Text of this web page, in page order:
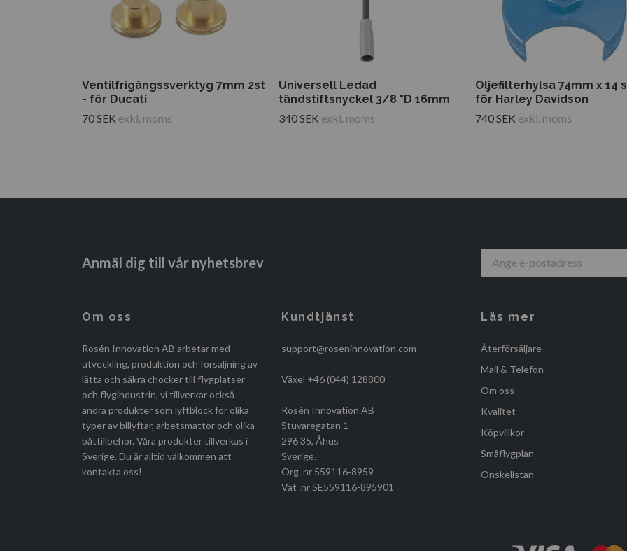
Ventilfrigångssverktyg 7mm 2st
- för Ducati
70 SEK exkl. moms
Universell Ledad
tändstiftsnyckel 3/8 "D 16mm
340 SEK exkl. moms
Oljefilterhylsa 74mm x 14
för Harley Davidson
740 SEK exkl. moms
Anmäl dig till vår nyhetsbrev
Om oss
Rosén Innovation AB arbetar med
utveckling, produktion och försäljning av
lätta och säkra chocker till flygplatser
och flygindustrin, vi tillverkar också
andra produkter som lyftblock för olika
typer av billyftar, arbetsmattor och olika
båttillbehör. Våra produkter tillverkas i
Sverige. Du är alltid välkommen att
kontakta oss!
Kundtjänst
support@roseninnovation.com
Växel +46 (044) 128800
Rosén Innovation AB
Stuvaregatan 1
296 35, Åhus
Sverige.
Org .nr 559116-8959
Vat .nr SE559116-895901
Läs mer
Återförsäljare
Mail & Telefon
Om oss
Kvalitet
Köpvillkor
Småflygplan
Önskelistan